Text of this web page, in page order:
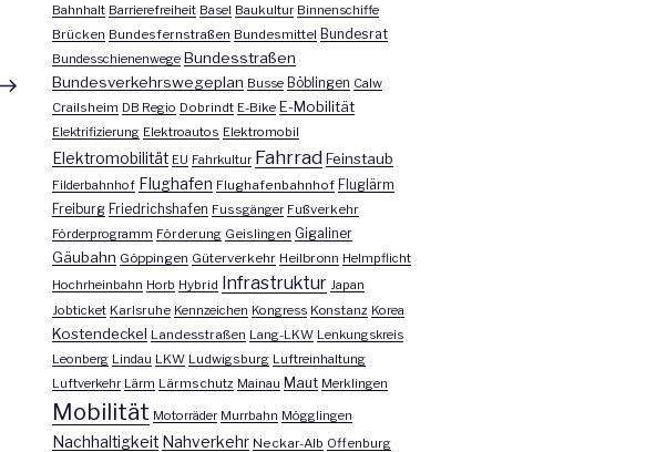
Nächster
Beitrag
Bahnhalt Barrierefreiheit Basel Baukultur Binnenschiffe
Brücken Bundesfernstraßen Bundesmittel Bundesrat
Bundesschienenwege Bundesstraßen
Bundesverkehrswegeplan Busse Böblingen Calw
Crailsheim DB Regio Dobrindt E-Bike E-Mobilität
Elektrifizierung Elektroautos Elektromobil
Elektromobilität EU Fahrkultur Fahrrad Feinstaub
Filderbahnhof Flughafen Flughafenbahnhof Fluglärm
Freiburg Friedrichshafen Fussgänger Fußverkehr
Förderprogramm Förderung Geislingen Gigaliner
Gäubahn Göppingen Güterverkehr Heilbronn Helmpflicht
Hochrheinbahn Horb Hybrid Infrastruktur Japan
Jobticket Karlsruhe Kennzeichen Kongress Konstanz Korea
Kostendeckel Landesstraßen Lang-LKW Lenkungskreis
Leonberg Lindau LKW Ludwigsburg Luftreinhaltung
Luftverkehr Lärm Lärmschutz Mainau Maut Merklingen
Mobilität Motorräder Murrbahn Mögglingen
Nachhaltigkeit Nahverkehr Neckar-Alb Offenburg